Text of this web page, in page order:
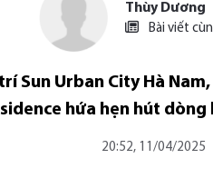
Thùy Dương
Bài viết
Sun Urban City Hà
hứa hẹn hút
20:52, 11/04/2025